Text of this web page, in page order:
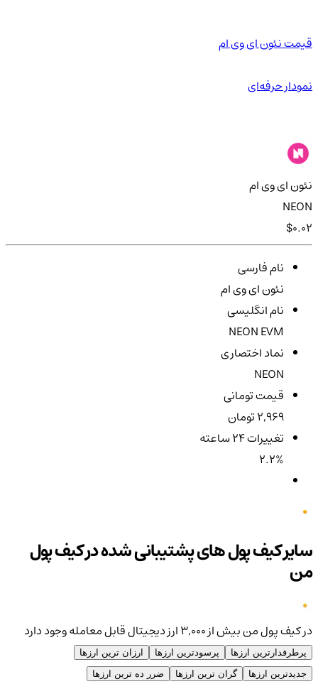
قیمت نئون ای وی ام
نمودار حرفه‌ای
نئون ای وی ام
NEON
$0.02
نام فارسی
نئون ای وی ام
نام انگلیسی
NEON EVM
نماد اختصاری
NEON
قیمت تومانی
2,969 تومان
تغییرات ۲۴ ساعته
2.2%
سایر کیف پول های پشتیبانی شده در کیف پول
من
در کیف پول من بیش از ۳,۰۰۰ ارز دیجیتال قابل معامله وجود دارد
پرطرفدارترین ارزها پرسودترین ارزها
ارزان ترین ارزها
جدیدترین ارزها
گران ترین ارزها ضرر ده ترین ارزها